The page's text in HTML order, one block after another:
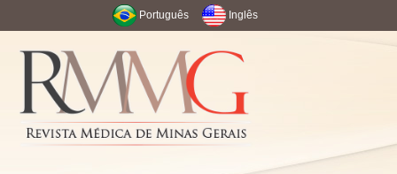
Português Inglês